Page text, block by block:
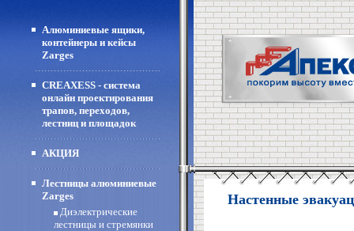
Алюминиевые ящики,
контейнеры и кейсы
Zarges
CREAXESS - система
онлайн проектирования
трапов, переходов,
лестниц и площадок
АКЦИЯ
Лестницы алюминиевые
Zarges
Диэлектрические
лестницы и стремянки
Настенные